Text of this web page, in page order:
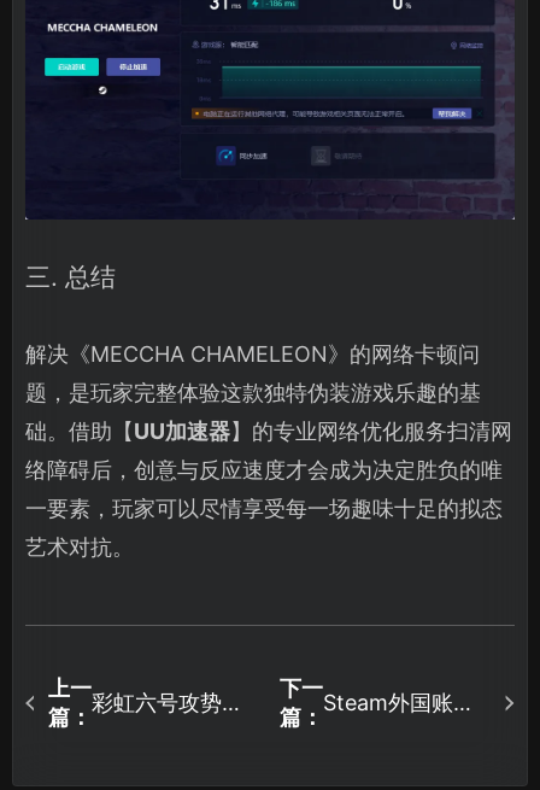
三. 总结
解决《MECCHA CHAMELEON》的网络卡顿问
题，是玩家完整体验这款独特伪装游戏乐趣的基
础。借助【UU加速器】的专业网络优化服务扫清网
络障碍后，创意与反应速度才会成为决定胜负的唯
一要素，玩家可以尽情享受每一场趣味十足的拟态
艺术对抗。
上一
篇：
彩虹六号攻势加
下一
篇：
Steam外国账号